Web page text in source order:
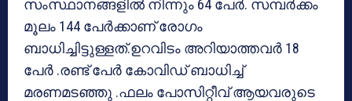
സംസ്ഥാനങ്ങളിൽ നിന്നും 64 പേർ. സമ്പർക്കം
മൂലം 144 പേർക്കാണ് രോഗം
ബാധിച്ചിട്ടുള്ളത്.ഉറവിടം അറിയാത്തവർ 18
പേർ .രണ്ട് പേർ കോവിഡ് ബാധിച്ച്
മരണമടഞ്ഞു .ഫലം പോസിറ്റീവ് ആയവരുടെ